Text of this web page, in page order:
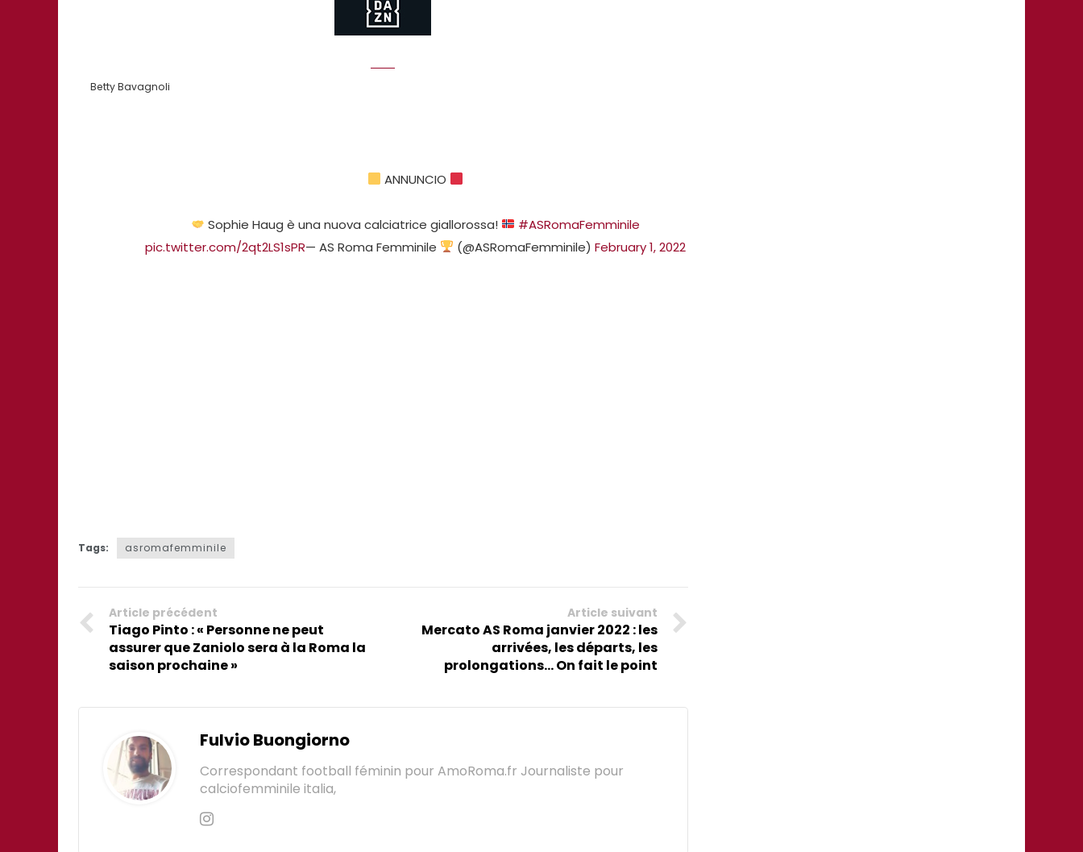
Betty Bavagnoli
ANNUNCIO
Sophie Haug è una nuova calciatrice giallorossa!
#ASRomaFemminile
pic.twitter.com/2qt2LS1sPR— AS Roma Femminile (@ASRomaFemminile) February 1, 2022
Tags: asromafemminile
Article précédent
Tiago Pinto : « Personne ne peut
assurer que Zaniolo sera à la Roma la
saison prochaine »
Article suivant
Mercato AS Roma janvier 2022 : les
arrivées, les départs, les
prolongations... On fait le point
Fulvio Buongiorno
Correspondant football féminin pour AmoRoma.fr Journaliste pour
calciofemminile italia,